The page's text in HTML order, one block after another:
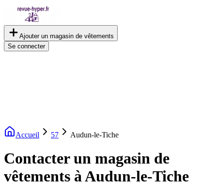
Ajouter un magasin de vêtements
Se connecter
Accueil 57 Audun-le-Tiche
Contacter un magasin de
vêtements à Audun-le-Tiche